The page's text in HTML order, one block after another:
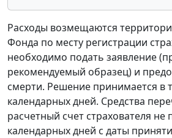
Расходы возмещаются
Фонда по месту регистрации
необходимо подать заявление
рекомендуемый образец) и
смерти. Решение принимается в
календарных дней. Средства
расчетный счет страхователя не
календарных дней с даты